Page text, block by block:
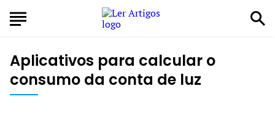
Aplicativos para calcular o
consumo da conta de luz